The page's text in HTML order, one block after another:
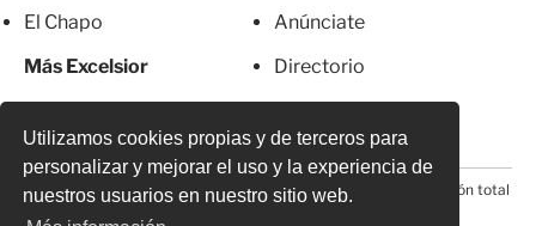
Utilizamos cookies propias y de terceros para
personalizar y mejorar el uso y la experiencia de
nuestros usuarios en nuestro sitio web.
El Chapo
Más Excelsior
Anúnciate
Directorio
© 2026 Todos los derechos reservados. Prohibida la reproducción total
o parcial, incluyendo cualquier medio electrónico*